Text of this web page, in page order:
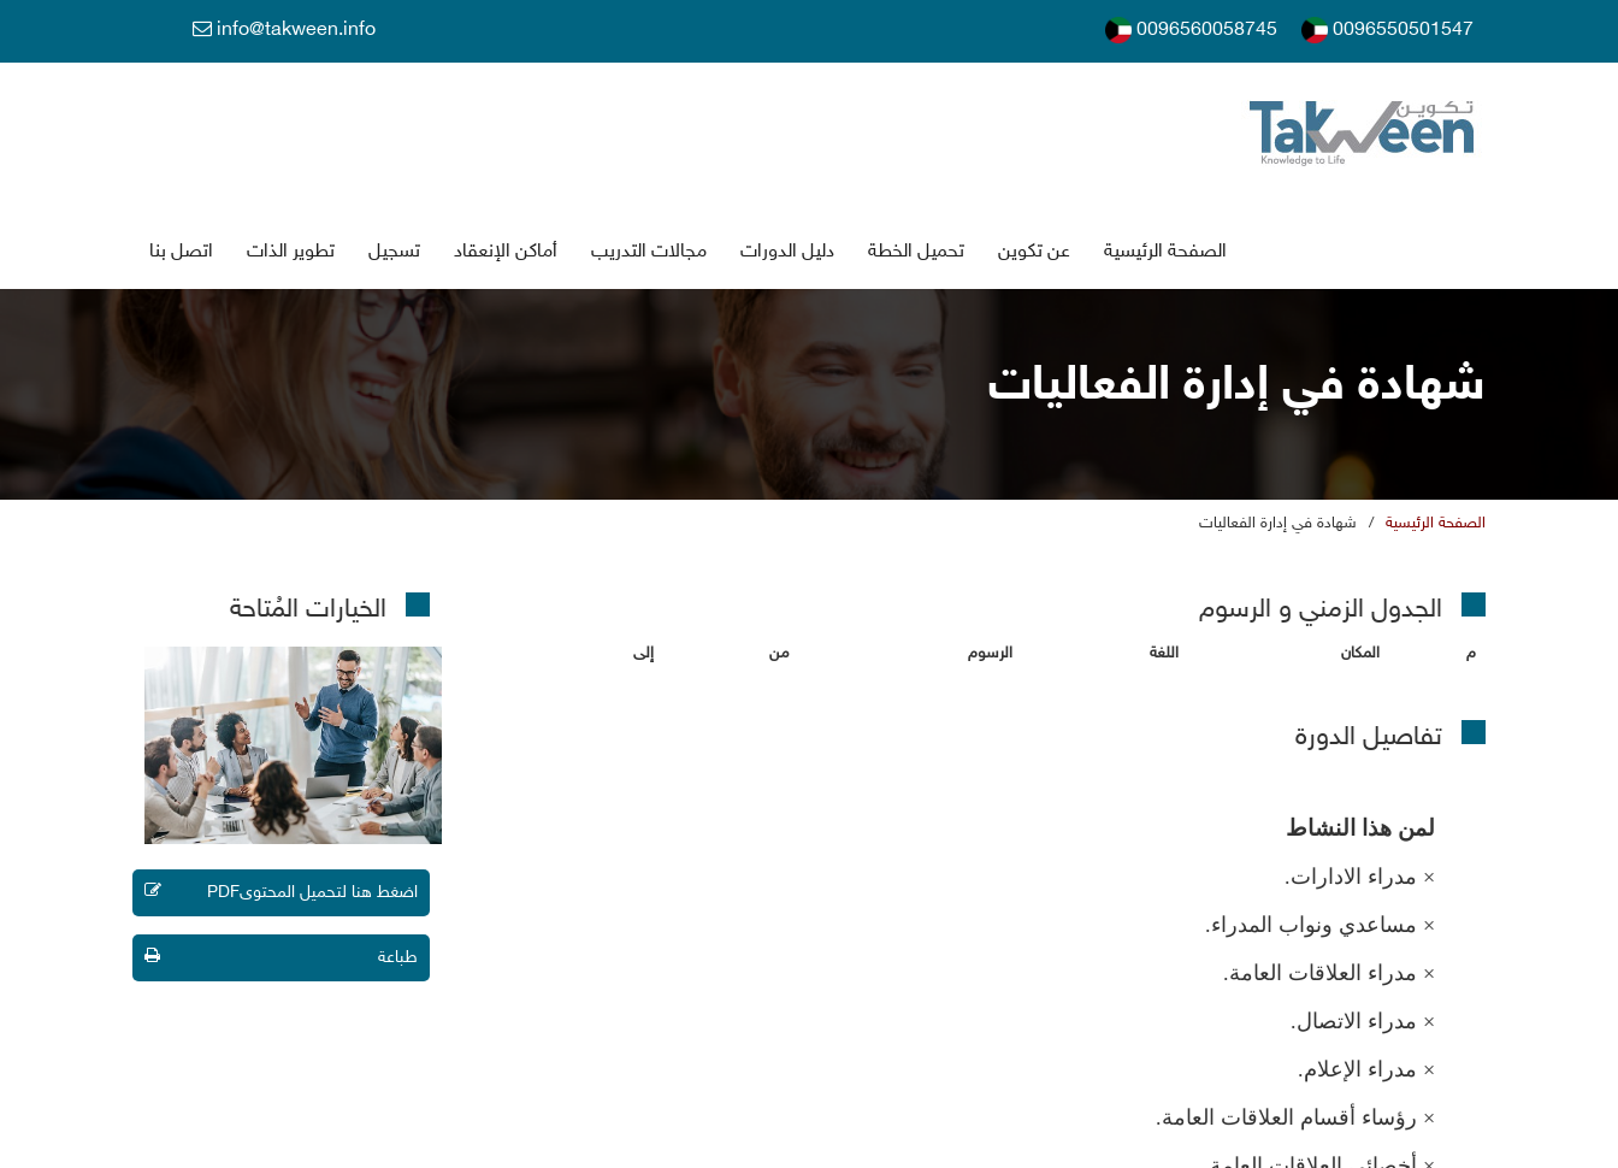
0096550501547
0096560058745
info@takween.info
الصفحة الرئيسية عن تكوين تحميل الخطة دليل الدورات جالات التدريب أماكن الإنعقاد تسجي تطوير الذات اتصل بنا
شهادة في إدارة الفعاليات
الصفحة الرئيسية / شهادة في إدارة الفعاليات
الجدول الزمني و الرسو
المكان اللغة الرسو ن إلى
تفاصيل الدورة
ن هذا النشاط
× دراء الادارات.
× ساعدي ونواب المدراء.
× دراء العلاقات العامة.
× دراء الاتصال.
× دراء الإعلام.
× رؤساء أقسام العلاقات العامة.
الخيارات المُتاحة
اضغط هنا لتحميل المحتوىPDF
طباعة